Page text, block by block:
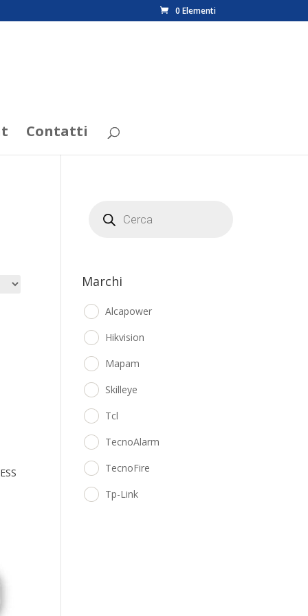
0 Elementi
Contatti
search
Marchi
Alcapower
Hikvision
Mapam
Skilleye
Tcl
TecnoAlarm
TecnoFire
Tp-Link